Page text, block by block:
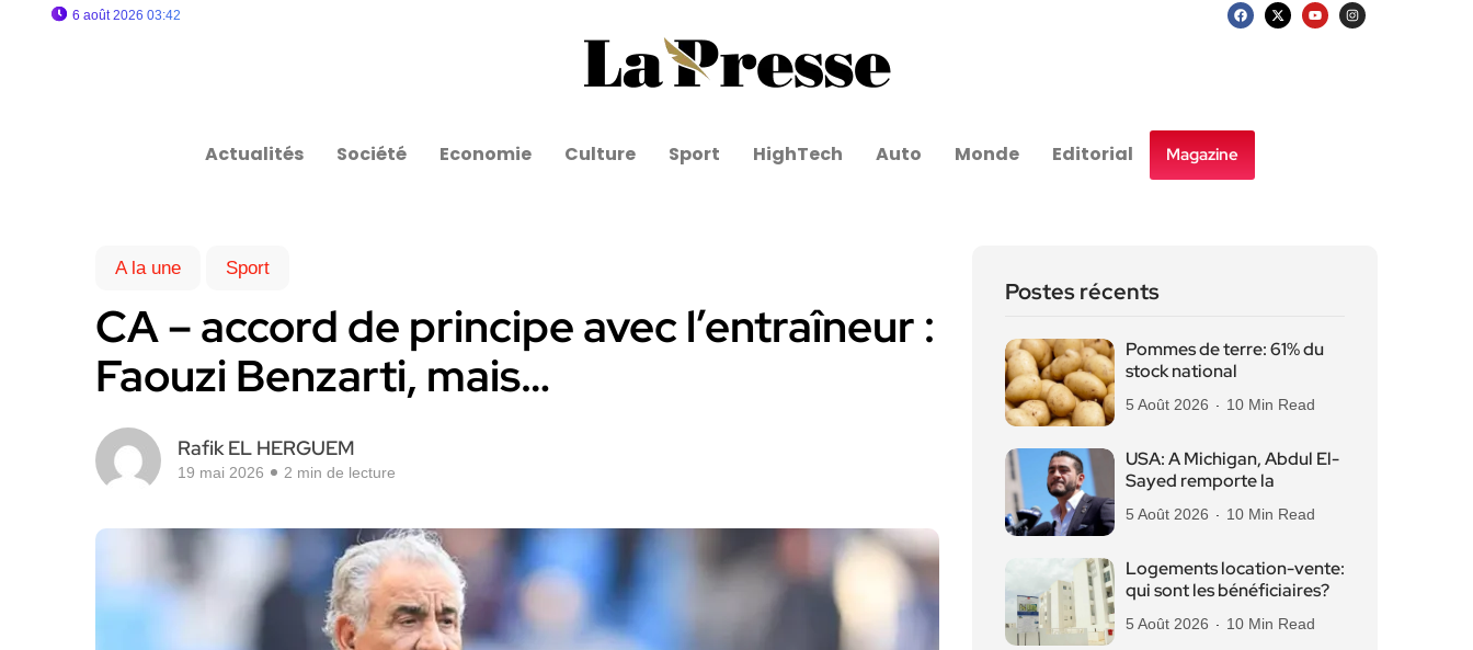
6 août 2026 03:42
Actualités Société Economie Culture Sport HighTech Auto Monde Editorial Magazine
A la une Sport
CA – accord de principe avec l’entraîneur :
Faouzi Benzarti, mais…
Rafik EL HERGUEM
19 mai 2026 2 min de lecture
Postes récents
Pommes de terre: 61% du
stock national
5 Août 2026 10 Min Read
USA: A Michigan, Abdul El-
Sayed remporte la
5 Août 2026 10 Min Read
Logements location-vente:
qui sont les bénéficiaires?
5 Août 2026 10 Min Read